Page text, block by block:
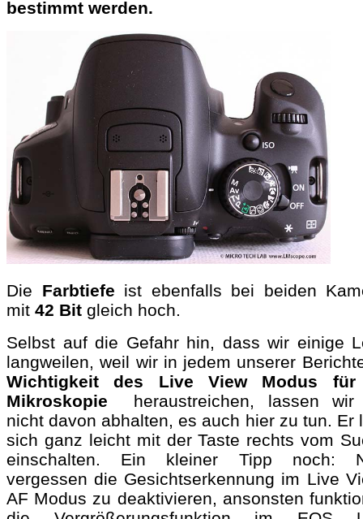
bestimmt werden.
Die Farbtiefe ist ebenfalls bei beiden
mit 42 Bit gleich hoch.
Selbst auf die Gefahr hin, dass wir einige
langweilen, weil wir in jedem unserer
Wichtigkeit des Live View Modus
Mikroskopie heraustreichen, lassen wir
nicht davon abhalten, es auch hier zu tun. Er
sich ganz leicht mit der Taste rechts vom
einschalten. Ein kleiner Tipp noch:
vergessen die Gesichtserkennung im Live
AF Modus zu deaktivieren, ansonsten